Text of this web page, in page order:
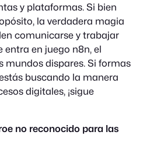
y plataformas. Si bien
la verdadera magia
comunicarse y trabajar
entra en juego n8n, el
mundos dispares. Si formas
buscando la manera
digitales, ¡sigue
no reconocido para las